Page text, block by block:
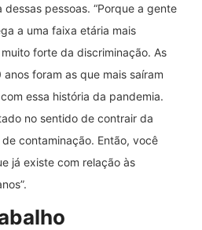
pessoas. “Porque a gente
a uma faixa etária mais
forte da discriminação. As
foram as que mais saíram
essa história da pandemia.
no sentido de contrair da
contaminação. Então, você
já existe com relação às